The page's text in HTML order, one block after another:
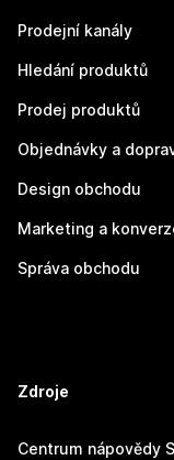
Prodejní kanály
Hledání produktů
Prodej produktů
Objednávky a
Design obchodu
Marketing a
Správa obchodu
Zdroje
Centrum nápovědy